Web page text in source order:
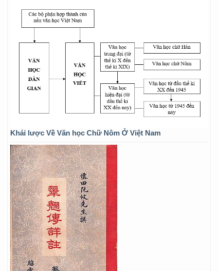
Khái lược Về Văn học Chữ Nôm Ở Việt Nam